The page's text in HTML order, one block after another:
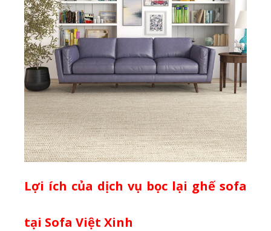
Lợi ích của dịch vụ bọc lại ghế sofa
tại Sofa Việt Xinh